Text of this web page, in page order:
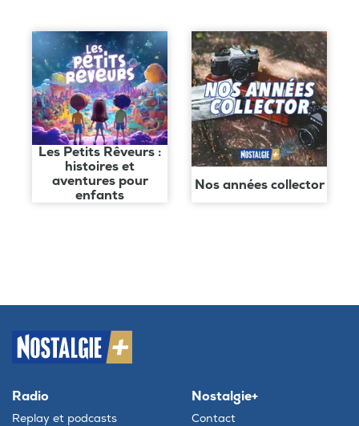
Les Petits Rêveurs :
histoires et
aventures pour
enfants
Nos années collector
Radio
Replay et podcasts
Nostalgie+
Contact